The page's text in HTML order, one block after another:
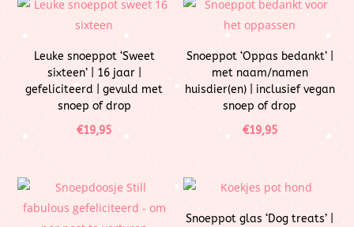
Leuke snoeppot ‘Sweet
sixteen’ | 16 jaar |
gefeliciteerd | gevuld met
snoep of drop
€19,95
Snoeppot ‘Oppas bedankt’ |
met naam/namen
huisdier(en) | inclusief vegan
snoep of drop
€19,95
Snoeppot glas ‘Dog treats’ |